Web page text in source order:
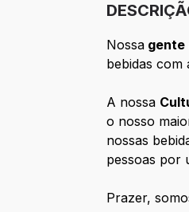
Nossa gente
bebidas com
A nossa
o nosso
nossas
pessoas por
Prazer,